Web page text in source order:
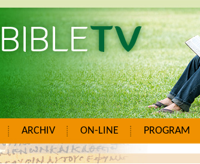
ARCHIV ON-LINE PROGRAM